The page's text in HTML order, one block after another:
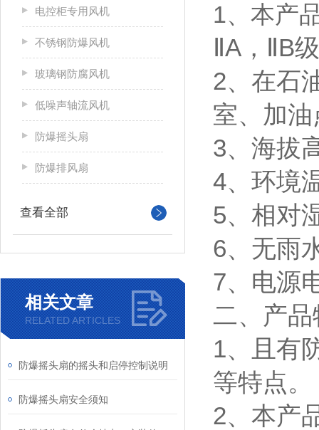
电控柜专用风机
不锈钢防爆风机
玻璃钢防腐风机
低噪声轴流风机
防爆摇头扇
防爆排风扇
查看全部
相关文章
RELATED ARTICLES
防爆摇头扇的摇头和启停控制说明
防爆摇头扇安全须知
1、本产
ⅡA，ⅡB
2、在石
室、加
3、海拔
4、环境
5、相对
6、无雨
7、电源
二、产
1、且有
等特点。
2、本产